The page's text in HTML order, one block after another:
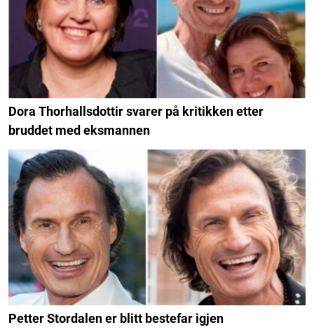
Dora Thorhallsdottir svarer på kritikken etter
bruddet med eksmannen
Petter Stordalen er blitt bestefar igjen